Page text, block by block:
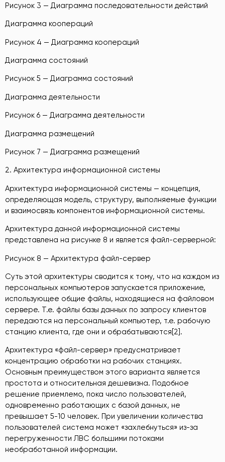
Рисунок 3 — Диаграмма последовательности действий
Диаграмма коопераций
Рисунок 4 — Диаграмма коопераций
Диаграмма состояний
Рисунок 5 — Диаграмма состояний
Диаграмма деятельности
Рисунок 6 — Диаграмма деятельности
Диаграмма размещений
Рисунок 7 — Диаграмма размещений
2. Архитектура информационной системы
Архитектура информационной системы — концепция,
определяющая модель, структуру, выполняемые функции
и взаимосвязь компонентов информационной системы.
Архитектура данной информационной системы
представлена на рисунке 8 и является файл-серверной:
Рисунок 8 — Архитектура файл-сервер
Суть этой архитектуры сводится к тому, что на каждом из
персональных компьютеров запускается приложение,
использующее общие файлы, находящиеся на файловом
сервере. Т.е. файлы базы данных по запросу клиентов
передаются на персональный компьютер, т.е. рабочую
станцию клиента, где они и обрабатываются[2].
Архитектура «файл-сервер» предусматривает
концентрацию обработки на рабочих станциях.
Основным преимуществом этого варианта является
простота и относительная дешевизна. Подобное
решение приемлемо, пока число пользователей,
одновременно работающих с базой данных, не
превышает 5-10 человек. При увеличении количества
пользователей система может «захлебнуться» из-за
перегруженности ЛВС большими потоками
необработанной информации.